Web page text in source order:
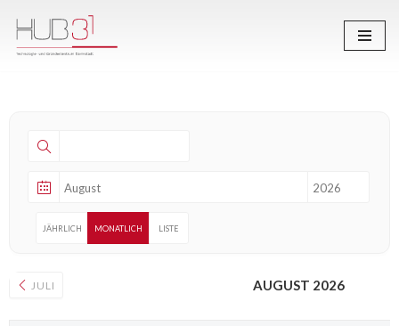
Zum
JÄHRLICH MONATLICH LISTE
JULI AUGUST 2026